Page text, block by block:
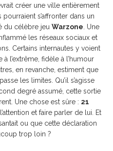
créer une ville entièrement
s’affronter dans un
du célèbre jeu Warzone . Une
les réseaux sociaux et
Certains internautes y voient
l’extrême, fidèle à l’humour
en revanche, estiment que
les limites. Qu’il s’agisse
degré assumé, cette sortie
Une chose est sûre : 21
et faire parler de lui. Et
ou que cette déclaration
trop loin ?